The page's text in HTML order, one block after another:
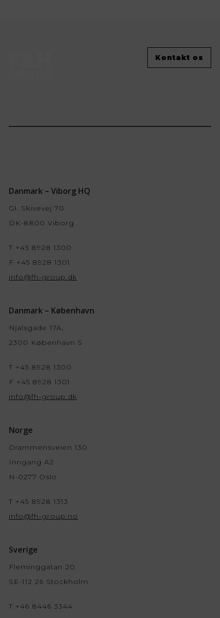
Kontakt os
Danmark – Viborg HQ
Gl. Skivevej 70
DK-8800 Viborg
T +45 8928 1300
F +45 8928 1301
info@fh-group.dk
Danmark – København
Njalsgade 17A,
2300 København S
T +45 8928 1300
F +45 8928 1301
info@fh-group.dk
Norge
Drammensveien 130
Inngang A2
N-0277 Oslo
T +45 8928 1313
info@fh-group.no
Sverige
Fleminggatan 20
SE-112 26 Stockholm
T +46 8446 3344